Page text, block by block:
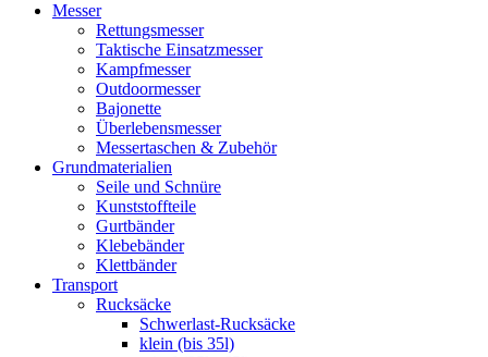
Messer
Rettungsmesser
Taktische Einsatzmesser
Kampfmesser
Outdoormesser
Bajonette
Überlebensmesser
Messertaschen & Zubehör
Grundmaterialien
Seile und Schnüre
Kunststoffteile
Gurtbänder
Klebebänder
Klettbänder
Transport
Rucksäcke
Schwerlast-Rucksäcke
klein (bis 35l)